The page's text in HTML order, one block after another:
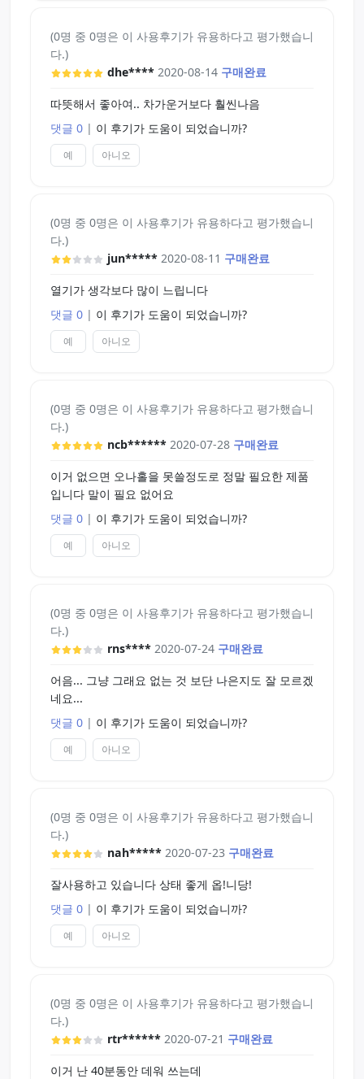
(0명 중 0명은 이 사용후기가 유용하다고 평가했습니
다.)
dhe**** 2020-08-14 구매완료
따뜻해서 좋아여.. 차가운거보다 훨씬나음
댓글 0 | 이 후기가 도움이 되었습니까?
예 아니오
(0명 중 0명은 이 사용후기가 유용하다고 평가했습니
다.)
jun***** 2020-08-11 구매완료
열기가 생각보다 많이 느립니다
댓글 0 | 이 후기가 도움이 되었습니까?
예 아니오
(0명 중 0명은 이 사용후기가 유용하다고 평가했습니
다.)
ncb****** 2020-07-28 구매완료
이거 없으면 오나홀을 못쓸정도로 정말 필요한 제품
입니다 말이 필요 없어요
댓글 0 | 이 후기가 도움이 되었습니까?
예 아니오
(0명 중 0명은 이 사용후기가 유용하다고 평가했습니
다.)
rns**** 2020-07-24 구매완료
어음... 그냥 그래요 없는 것 보단 나은지도 잘 모르겠
네요...
댓글 0 | 이 후기가 도움이 되었습니까?
예 아니오
(0명 중 0명은 이 사용후기가 유용하다고 평가했습니
다.)
nah***** 2020-07-23 구매완료
잘사용하고 있습니다 상태 좋게 옵!니당!
댓글 0 | 이 후기가 도움이 되었습니까?
예 아니오
(0명 중 0명은 이 사용후기가 유용하다고 평가했습니
다.)
rtr****** 2020-07-21 구매완료
이거 난 40분동안 데워 쓰는데